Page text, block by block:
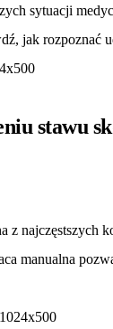
sytuacji
jak rozpoznać
stawu
z
manualna